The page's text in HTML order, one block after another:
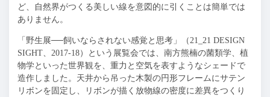
ど、自然界がつくる美しい線を意図的に引くことは簡単では
ありません。
「野生展──飼いならされない感覚と思考」（21_21 DESIGN
SIGHT、2017-18）という展覧会では、南方熊楠の菌類学、植
物学といった世界観を、重力と空気を表すようなシェードで
造作しました。天井から吊った木製の円形フレームにサテン
リボンを固定し、リボンが描く放物線の密度に差異をつくり